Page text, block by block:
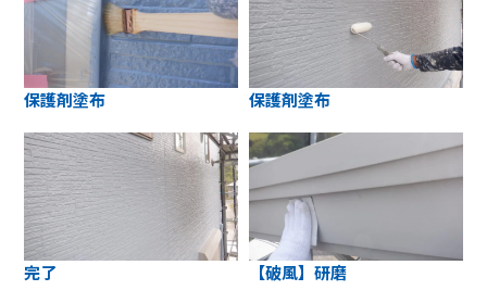
保護剤塗布 保護剤塗布
完了 【破風】研磨